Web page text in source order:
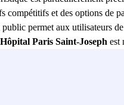
compétitifs et des options
permet aux utilisateurs
Paris Saint-Joseph est